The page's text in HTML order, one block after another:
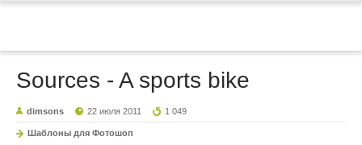
Sources - A sports bike
dimsons 22 июля 2011 1 049
Шаблоны для Фотошоп